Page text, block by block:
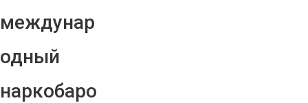
междунар
одный
наркобаро